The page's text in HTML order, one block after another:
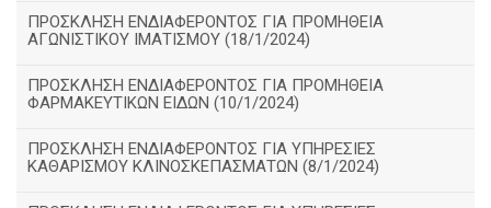
ΠΡΟΣΚΛΗΣΗ ΕΝΔΙΑΦΕΡΟΝΤΟΣ ΓΙΑ ΠΡΟΜΗΘΕΙΑ
ΑΓΩΝΙΣΤΙΚΟΥ ΙΜΑΤΙΣΜΟΥ (18/1/2024)
ΠΡΟΣΚΛΗΣΗ ΕΝΔΙΑΦΕΡΟΝΤΟΣ ΓΙΑ ΠΡΟΜΗΘΕΙΑ
ΦΑΡΜΑΚΕΥΤΙΚΩΝ ΕΙΔΩΝ (10/1/2024)
ΠΡΟΣΚΛΗΣΗ ΕΝΔΙΑΦΕΡΟΝΤΟΣ ΓΙΑ ΥΠΗΡΕΣΙΕΣ
ΚΑΘΑΡΙΣΜΟΥ ΚΛΙΝΟΣΚΕΠΑΣΜΑΤΩΝ (8/1/2024)